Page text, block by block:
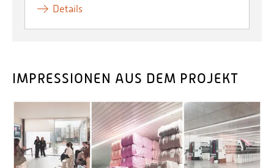
Details
IMPRESSIONEN AUS DEM PROJEKT